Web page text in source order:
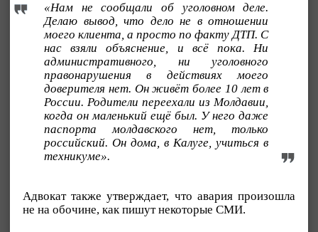
«Нам не сообщали об уголовном деле.
Делаю вывод, что дело не в отношении
моего клиента, а просто по факту ДТП. С
нас взяли объяснение, и всё пока. Ни
административного, ни уголовного
правонарушения в действиях моего
доверителя нет. Он живёт более 10 лет в
России. Родители переехали из Молдавии,
когда он маленький ещё был. У него даже
паспорта молдавского нет, только
российский. Он дома, в Калуге, учиться в
техникуме».
Адвокат также утверждает, что авария произошла
не на обочине, как пишут некоторые СМИ.